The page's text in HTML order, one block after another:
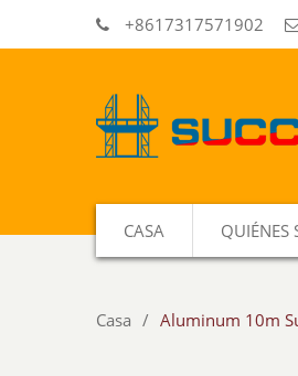
+8617317571902
CASA QUIÉNES
Casa Aluminum 10m